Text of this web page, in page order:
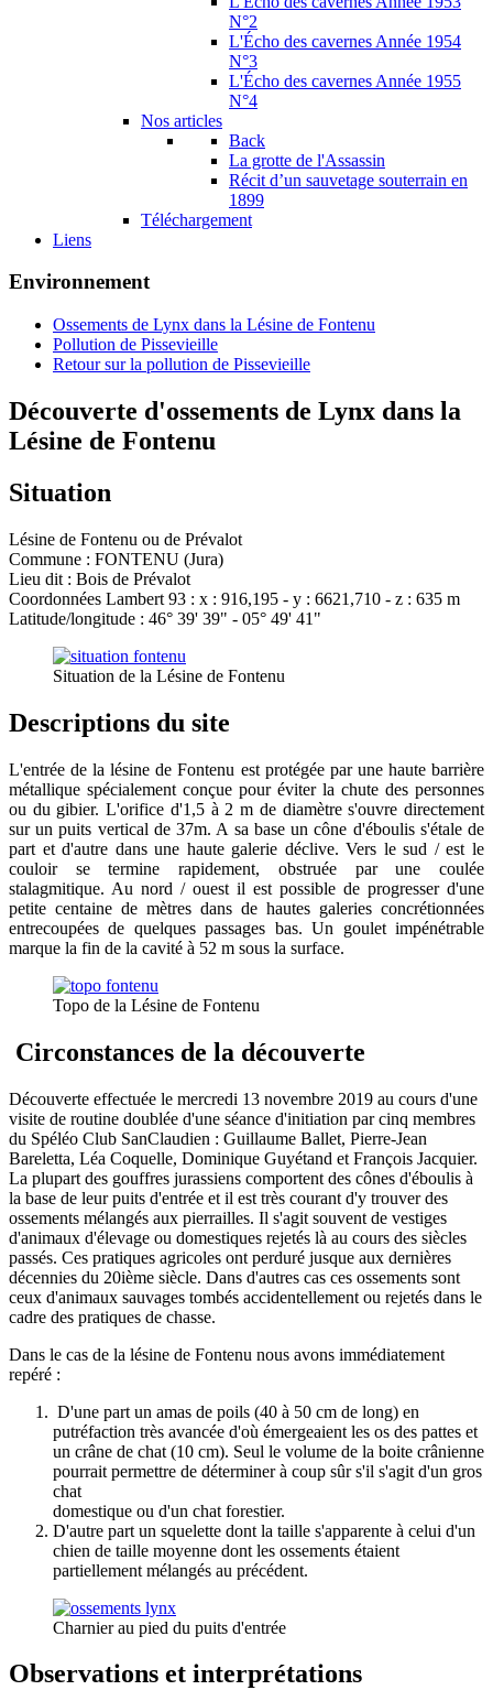
N°2
L'Écho des cavernes Année 1954
N°3
L'Écho des cavernes Année 1955
N°4
Nos articles
Back
La grotte de l'Assassin
Récit d’un sauvetage souterrain en
1899
Téléchargement
Liens
Environnement
Ossements de Lynx dans la Lésine de Fontenu
Pollution de Pissevieille
Retour sur la pollution de Pissevieille
Découverte d'ossements de Lynx dans la
Lésine de Fontenu
Situation
Lésine de Fontenu ou de Prévalot
Commune : FONTENU (Jura)
Lieu dit : Bois de Prévalot
Coordonnées Lambert 93 : x : 916,195 - y : 6621,710 - z : 635 m
Latitude/longitude : 46° 39' 39" - 05° 49' 41"
Situation de la Lésine de Fontenu
Descriptions du site
L'entrée de la lésine de Fontenu est protégée par une haute barrière
métallique spécialement conçue pour éviter la chute des personnes
ou du gibier. L'orifice d'1,5 à 2 m de diamètre s'ouvre directement
sur un puits vertical de 37m. A sa base un cône d'éboulis s'étale de
part et d'autre dans une haute galerie déclive. Vers le sud / est le
couloir se termine rapidement, obstruée par une coulée
stalagmitique. Au nord / ouest il est possible de progresser d'une
petite centaine de mètres dans de hautes galeries concrétionnées
entrecoupées de quelques passages bas. Un goulet impénétrable
marque la fin de la cavité à 52 m sous la surface.
Topo de la Lésine de Fontenu
Circonstances de la découverte
Découverte effectuée le mercredi 13 novembre 2019 au cours d'une
visite de routine doublée d'une séance d'initiation par cinq membres
du Spéléo Club SanClaudien : Guillaume Ballet, Pierre-Jean
Bareletta, Léa Coquelle, Dominique Guyétand et François Jacquier.
La plupart des gouffres jurassiens comportent des cônes d'éboulis à
la base de leur puits d'entrée et il est très courant d'y trouver des
ossements mélangés aux pierrailles. Il s'agit souvent de vestiges
d'animaux d'élevage ou domestiques rejetés là au cours des siècles
passés. Ces pratiques agricoles ont perduré jusque aux dernières
décennies du 20ième siècle. Dans d'autres cas ces ossements sont
ceux d'animaux sauvages tombés accidentellement ou rejetés dans le
cadre des pratiques de chasse.
Dans le cas de la lésine de Fontenu nous avons immédiatement
repéré :
D'une part un amas de poils (40 à 50 cm de long) en
putréfaction très avancée d'où émergeaient les os des pattes et
un crâne de chat (10 cm). Seul le volume de la boite crânienne
pourrait permettre de déterminer à coup sûr s'il s'agit d'un gros
chat
domestique ou d'un chat forestier.
D'autre part un squelette dont la taille s'apparente à celui d'un
chien de taille moyenne dont les ossements étaient
partiellement mélangés au précédent.
Charnier au pied du puits d'entrée
Observations et interprétations